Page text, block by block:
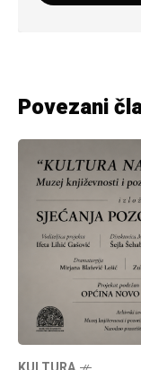
Povezani